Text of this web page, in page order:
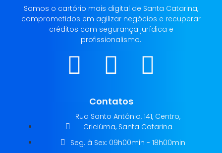
Somos o cartório mais digital de Santa Catarina,
comprometidos em agilizar negócios e recuperar
créditos com segurança jurídica e
profissionalismo.
Contatos
Rua Santo Antônio, 141, Centro,
Criciúma, Santa Catarina
Seg. à Sex: 09h00min - 18h00min